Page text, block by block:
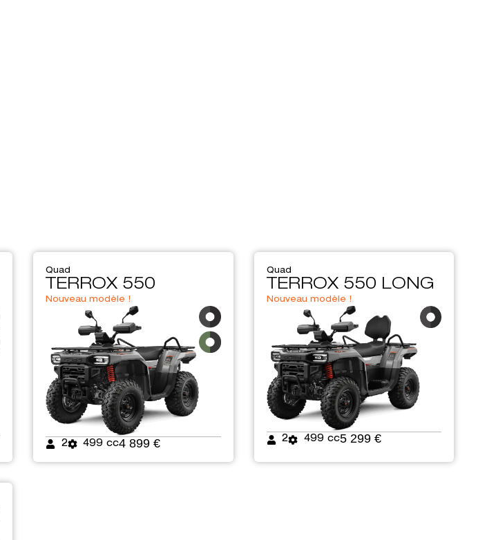
Quad
TERROX 550
Nouveau modèle !
2 499 cc4 899 €
Quad
TERROX 550 LONG
Nouveau modèle !
2 499 cc5 299 €